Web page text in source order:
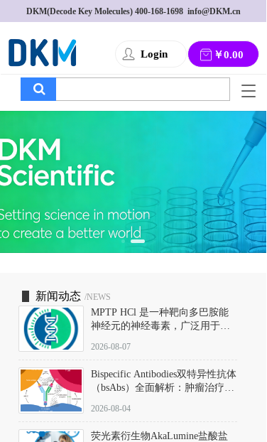
DKM(Decode Key Molecules) 400-168-1698
  info@DKM.cn
Login ￥0.00
T
g
g
l
a
v
i
g
a
新闻动态 /NEWS
MPTP HCl 是一种靶向多巴胺能
神经元的神经毒素，广泛用于构
以盐酸盐形式存在，可触发线粒
体介导的神经元凋亡。其经典应
用即为选择性损毁中脑黑质致密
部多巴胺能神经元，从而可靠模
拟帕金森病的核心病理与行为表
2026-08-07
Bispecific Antibodies双特异性抗体
（bsAbs）全面解析：肿瘤治疗的
2026-08-04
荧光素衍生物AkaLumine盐酸盐